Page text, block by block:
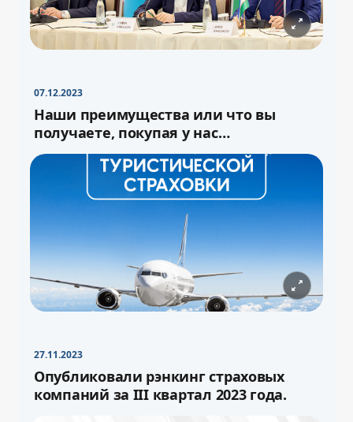
07.12.2023
Наши преимущества или что вы
получаете, покупая у нас
туристическую страховку
− 16pt
27.11.2023
Опубликовали рэнкинг страховых
компаний за III квартал 2023 года.